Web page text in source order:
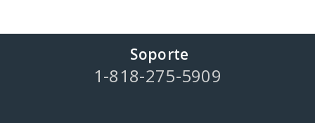
Soporte
1-818-275-5909